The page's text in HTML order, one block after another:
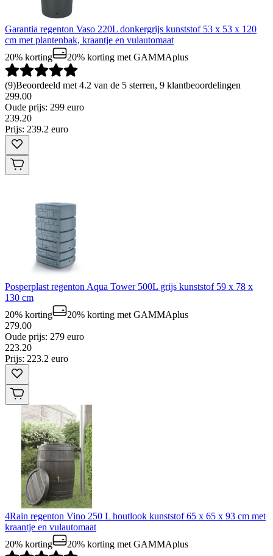
Garantia regenton Vaso 220L donkergrijs kunststof 53 x 53 x 120
cm met plantenbak, kraantje en vulautomaat
20% korting
20% korting met GAMMAplus
(9)Beoordeeld met 4.2 van de 5 sterren, 9 klantbeoordelingen
299.00
Oude prijs: 299 euro
239.20
Prijs: 239.2 euro
Posperplast regenton Aqua Tower 500L grijs kunststof 59 x 78 x
130 cm
20% korting
20% korting met GAMMAplus
279.00
Oude prijs: 279 euro
223.20
Prijs: 223.2 euro
4Rain regenton Vino 250 L houtlook kunststof 65 x 65 x 93 cm met
kraantje en vulautomaat
20% korting
20% korting met GAMMAplus